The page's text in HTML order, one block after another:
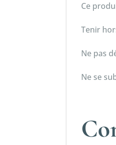
Ce
Tenir
Ne pas
Ne se